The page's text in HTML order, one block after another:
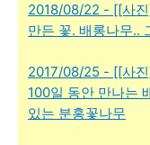
2018/08/22 - [[사
만든 꽃. 배롱나무..
2017/08/25 - [[사
100일 동안 만나는
있는 분홍꽃나무